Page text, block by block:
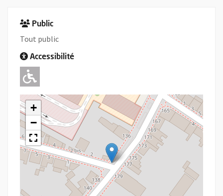
Public
Tout public
Accessibilité
Adapté pour l'handicap Moteur
+
−